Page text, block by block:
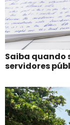
Saiba quando
servidores